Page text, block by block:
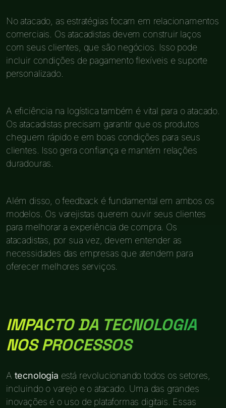
No atacado, as estratégias focam em relacionamentos
comerciais. Os atacadistas devem construir laços
com seus clientes, que são negócios. Isso pode
incluir condições de pagamento flexíveis e suporte
personalizado.
A eficiência na logística também é vital para o atacado.
Os atacadistas precisam garantir que os produtos
cheguem rápido e em boas condições para seus
clientes. Isso gera confiança e mantém relações
duradouras.
Além disso, o feedback é fundamental em ambos os
modelos. Os varejistas querem ouvir seus clientes
para melhorar a experiência de compra. Os
atacadistas, por sua vez, devem entender as
necessidades das empresas que atendem para
oferecer melhores serviços.
IMPACTO DA TECNOLOGIA
NOS PROCESSOS
A tecnologia está revolucionando todos os setores,
incluindo o varejo e o atacado. Uma das grandes
inovações é o uso de plataformas digitais. Essas